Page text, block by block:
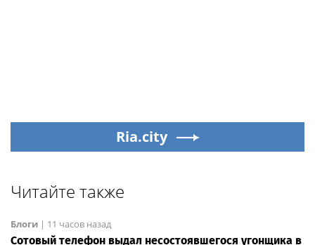
Ria.city
Читайте также
Блоги | 11 часов назад
Сотовый телефон выдал несостоявшегося угонщика в